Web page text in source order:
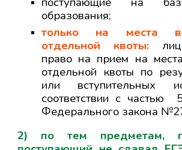
образования;
только на места в
отдельной квоты:
право на прием на
отдельной квоты по
или вступительных
соответствии с частью
Федерального закона
2) по тем предметам,